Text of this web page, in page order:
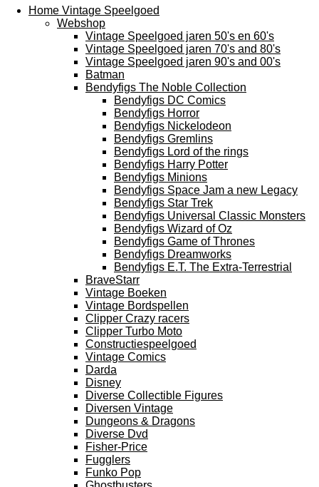
Home Vintage Speelgoed
Webshop
Vintage Speelgoed jaren 50's en 60's
Vintage Speelgoed jaren 70's and 80's
Vintage Speelgoed jaren 90's and 00's
Batman
Bendyfigs The Noble Collection
Bendyfigs DC Comics
Bendyfigs Horror
Bendyfigs Nickelodeon
Bendyfigs Gremlins
Bendyfigs Lord of the rings
Bendyfigs Harry Potter
Bendyfigs Minions
Bendyfigs Space Jam a new Legacy
Bendyfigs Star Trek
Bendyfigs Universal Classic Monsters
Bendyfigs Wizard of Oz
Bendyfigs Game of Thrones
Bendyfigs Dreamworks
Bendyfigs E.T. The Extra-Terrestrial
BraveStarr
Vintage Boeken
Vintage Bordspellen
Clipper Crazy racers
Clipper Turbo Moto
Constructiespeelgoed
Vintage Comics
Darda
Disney
Diverse Collectible Figures
Diversen Vintage
Dungeons & Dragons
Diverse Dvd
Fisher-Price
Fugglers
Funko Pop